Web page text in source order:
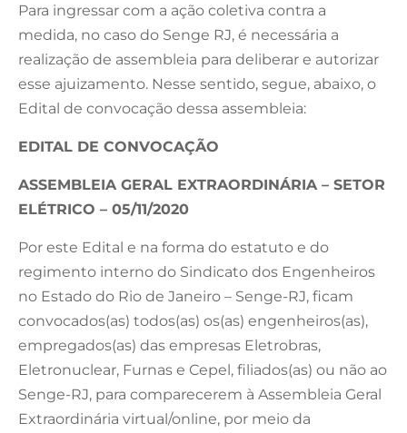
Para ingressar com a ação coletiva contra a
medida, no caso do Senge RJ, é necessária a
realização de assembleia para deliberar e autorizar
esse ajuizamento. Nesse sentido, segue, abaixo, o
Edital de convocação dessa assembleia:
EDITAL DE CONVOCAÇÃO
ASSEMBLEIA GERAL EXTRAORDINÁRIA – SETOR
ELÉTRICO – 05/11/2020
Por este Edital e na forma do estatuto e do
regimento interno do Sindicato dos Engenheiros
no Estado do Rio de Janeiro – Senge-RJ, ficam
convocados(as) todos(as) os(as) engenheiros(as),
empregados(as) das empresas Eletrobras,
Eletronuclear, Furnas e Cepel, filiados(as) ou não ao
Senge-RJ, para comparecerem à Assembleia Geral
Extraordinária virtual/online, por meio da